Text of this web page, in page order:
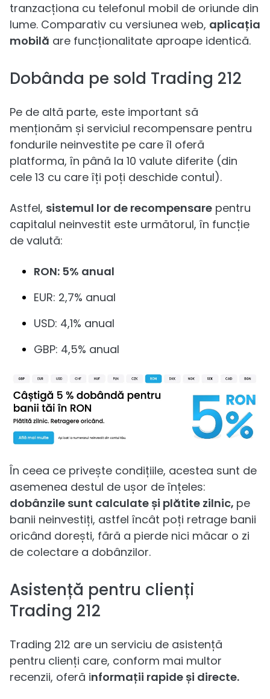
tranzacționa cu telefonul mobil de oriunde din
lume. Comparativ cu versiunea web, aplicația
mobilă are funcționalitate aproape identică.
Dobânda pe sold Trading 212
Pe de altă parte, este important să
menționăm și serviciul recompensare pentru
fondurile neinvestite pe care îl oferă
platforma, în până la 10 valute diferite (din
cele 13 cu care îți poți deschide contul).
Astfel, sistemul lor de recompensare pentru
capitalul neinvestit este următorul, în funcție
de valută:
RON: 5% anual
EUR: 2,7% anual
USD: 4,1% anual
GBP: 4,5% anual
În ceea ce privește condițiile, acestea sunt de
asemenea destul de ușor de înțeles:
dobânzile sunt calculate și plătite zilnic, pe
banii neinvestiți, astfel încât poți retrage banii
oricând dorești, fără a pierde nici măcar o zi
de colectare a dobânzilor.
Asistență pentru clienți
Trading 212
Trading 212 are un serviciu de asistență
pentru clienți care, conform mai multor
recenzii, oferă informații rapide și directe.